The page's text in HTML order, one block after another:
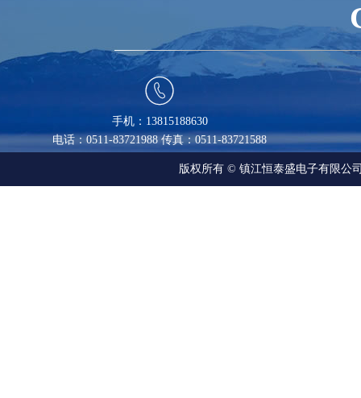

手机：13815188630
电话：0511-83721988 传真：0511-83721588
版权所有 © 镇江恒泰盛电子有限公